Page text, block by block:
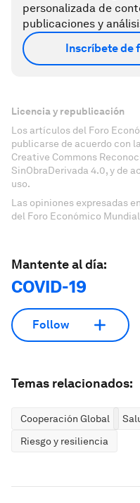
personalizada de
publicaciones y
Inscríbete de
Licencia y republicación
Los artículos del Foro
publicarse de acuerdo con
Creative Commons
SinObraDerivada 4.0, y de
uso.
Las opiniones expresadas
del Foro Económico
Mantente al día:
COVID-19
Follow
Temas relacionados:
Cooperación Global
Riesgo y resiliencia